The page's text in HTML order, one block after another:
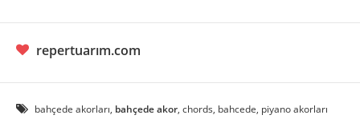
repertuarım.com
bahçede akorları, bahçede akor, chords, bahcede, piyano akorları